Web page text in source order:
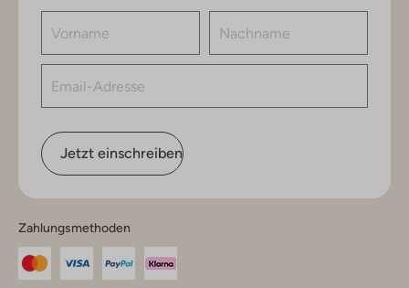
Jetzt einschreiben
Zahlungsmethoden